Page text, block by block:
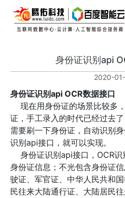
身份证识别api
2020-
身份证识别api OCR数据接口
现在用身份证的场景比较多
证，手工录入的时代已经过去
需要刷一下身份证，自动识别
识别api接口，就可以实现。
身份证识别api接口，OCR识
身份证信息；不光包含身份证
驶证、军官证、中华人民共和
民往来大陆通行证、大陆居民